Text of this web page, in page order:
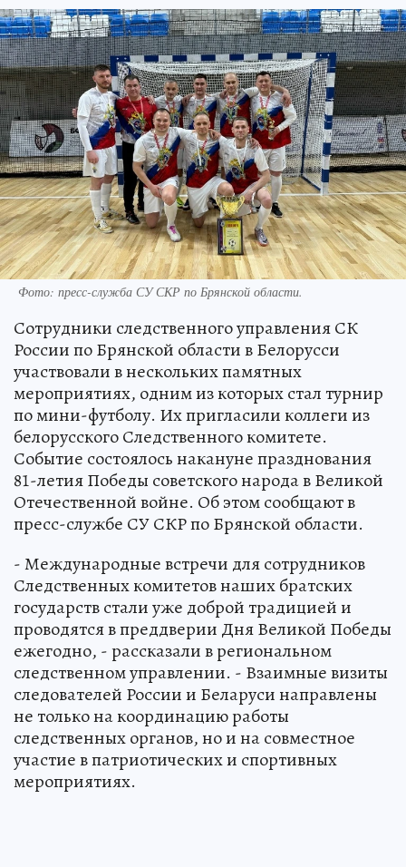
Фото: пресс-служба СУ СКР по Брянской области.
Сотрудники следственного управления СК
России по Брянской области в Белорусси
участвовали в нескольких памятных
мероприятиях, одним из которых стал турнир
по мини-футболу. Их пригласили коллеги из
белорусского Следственного комитете.
Событие состоялось накануне празднования
81-летия Победы советского народа в Великой
Отечественной войне. Об этом сообщают в
пресс-службе СУ СКР по Брянской области.
- Международные встречи для сотрудников
Следственных комитетов наших братских
государств стали уже доброй традицией и
проводятся в преддверии Дня Великой Победы
ежегодно, - рассказали в региональном
следственном управлении. - Взаимные визиты
следователей России и Беларуси направлены
не только на координацию работы
следственных органов, но и на совместное
участие в патриотических и спортивных
мероприятиях.